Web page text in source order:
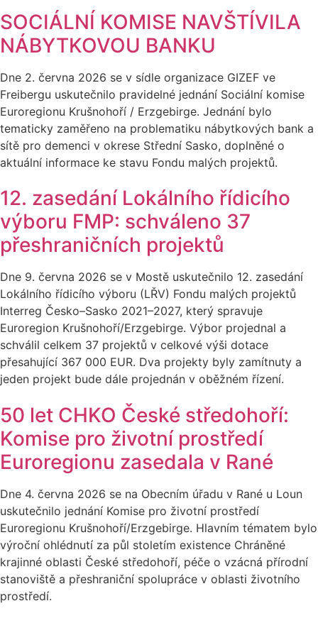
SOCIÁLNÍ KOMISE NAVŠTÍVILA
NÁBYTKOVOU BANKU
Dne 2. června 2026 se v sídle organizace GIZEF ve
Freibergu uskutečnilo pravidelné jednání Sociální komise
Euroregionu Krušnohoří / Erzgebirge. Jednání bylo
tematicky zaměřeno na problematiku nábytkových bank a
sítě pro demenci v okrese Střední Sasko, doplněné o
aktuální informace ke stavu Fondu malých projektů.
12. zasedání Lokálního řídicího
výboru FMP: schváleno 37
přeshraničních projektů
Dne 9. června 2026 se v Mostě uskutečnilo 12. zasedání
Lokálního řídicího výboru (LŘV) Fondu malých projektů
Interreg Česko–Sasko 2021–2027, který spravuje
Euroregion Krušnohoří/Erzgebirge. Výbor projednal a
schválil celkem 37 projektů v celkové výši dotace
přesahující 367 000 EUR. Dva projekty byly zamítnuty a
jeden projekt bude dále projednán v oběžném řízení.
50 let CHKO České středohoří:
Komise pro životní prostředí
Euroregionu zasedala v Rané
Dne 4. června 2026 se na Obecním úřadu v Rané u Loun
uskutečnilo jednání Komise pro životní prostředí
Euroregionu Krušnohoří/Erzgebirge. Hlavním tématem bylo
výroční ohlédnutí za půl stoletím existence Chráněné
krajinné oblasti České středohoří, péče o vzácná přírodní
stanoviště a přeshraniční spolupráce v oblasti životního
prostředí.